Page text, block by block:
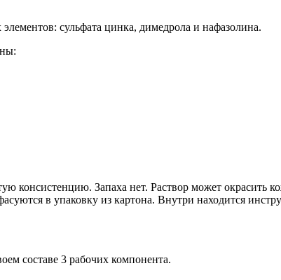
сульфата цинка, димедрола и нафазолина.
Запаха нет. Раствор может окрасить
в упаковку из картона. Внутри находится
составе 3 рабочих компонента.